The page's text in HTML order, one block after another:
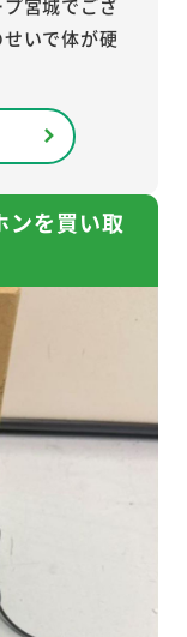
宮城でござ
いで体が硬
を買い取